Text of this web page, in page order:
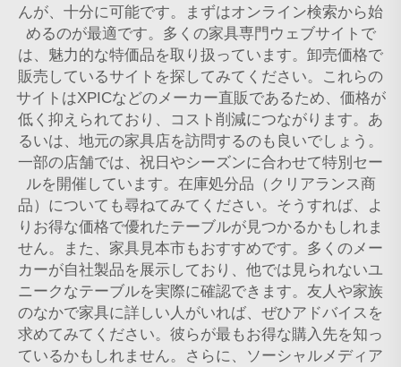
んが、十分に可能です。まずはオンライン検索から始
めるのが最適です。多くの家具専門ウェブサイトで
は、魅力的な特価品を取り扱っています。卸売価格で
販売しているサイトを探してみてください。これらの
サイトはXPICなどのメーカー直販であるため、価格が
低く抑えられており、コスト削減につながります。あ
るいは、地元の家具店を訪問するのも良いでしょう。
一部の店舗では、祝日やシーズンに合わせて特別セー
ルを開催しています。在庫処分品（クリアランス商
品）についても尋ねてみてください。そうすれば、よ
りお得な価格で優れたテーブルが見つかるかもしれま
せん。また、家具見本市もおすすめです。多くのメー
カーが自社製品を展示しており、他では見られないユ
ニークなテーブルを実際に確認できます。友人や家族
のなかで家具に詳しい人がいれば、ぜひアドバイスを
求めてみてください。彼らが最もお得な購入先を知っ
ているかもしれません。さらに、ソーシャルメディア